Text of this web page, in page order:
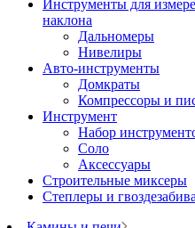
Инструменты для
наклона
Дальномеры
Нивелиры
Авто-инструменты
Домкраты
Компрессоры и
Инструмент
Набор
Соло
Аксессуары
Строительные миксеры
Степлеры и